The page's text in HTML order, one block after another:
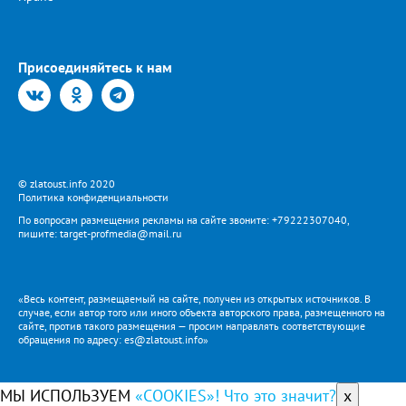
Присоединяйтесь к нам
© zlatoust.info 2020
Политика конфиденциальности
По вопросам размещения рекламы на сайте звоните: +79222307040,
пишите: target-profmedia@mail.ru
«Весь контент, размещаемый на сайте, получен из открытых источников. В
случае, если автор того или иного объекта авторского права, размещенного на
сайте, против такого размещения — просим направлять соответствующие
обращения по адресу: es@zlatoust.info»
МЫ ИСПОЛЬЗУЕМ «COOKIES»! Что это значит? x